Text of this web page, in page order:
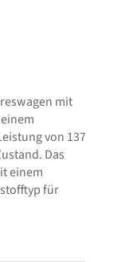
mit
von 137
Das
einem
für